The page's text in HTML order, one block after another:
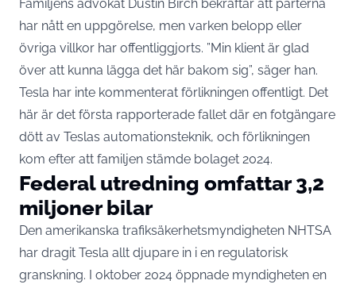
Familjens advokat Dustin Birch bekräftar att parterna
har nått en uppgörelse, men varken belopp eller
övriga villkor har offentliggjorts. ”Min klient är glad
över att kunna lägga det här bakom sig”, säger han.
Tesla har inte kommenterat förlikningen offentligt. Det
här är det första rapporterade fallet där en fotgängare
dött av Teslas automationsteknik, och förlikningen
kom efter att familjen stämde bolaget 2024.
Federal utredning omfattar 3,2
miljoner bilar
Den amerikanska trafiksäkerhetsmyndigheten NHTSA
har dragit Tesla allt djupare in i en regulatorisk
granskning. I oktober 2024 öppnade myndigheten en